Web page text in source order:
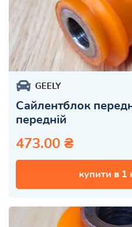
GEELY
Сайлентблок
передній
473.00 ₴
купити в 1